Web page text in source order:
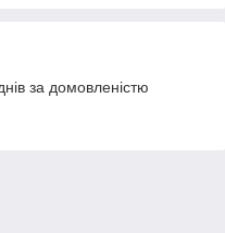
за домовленістю